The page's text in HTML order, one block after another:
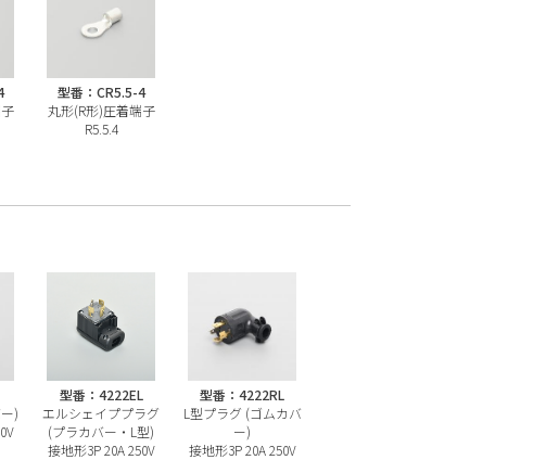
型番：CR5.5-4
丸形(R形)圧着端子
R5.5.4
)
型番：4222EL
エルシェイププラグ
(プラカバー・L型)
接地形3P 20A 250V
型番：4222RL
L型プラグ (ゴムカバ
ー)
接地形3P 20A 250V